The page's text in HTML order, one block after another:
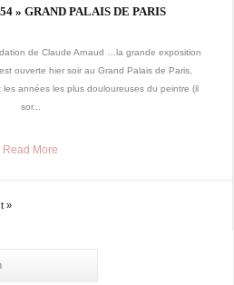
» GRAND PALAIS DE PARIS
de Claude Arnaud …la grande exposition
ouverte hier soir au Grand Palais de Paris,
années les plus douloureuses du peintre (il
sor...
Read More
»